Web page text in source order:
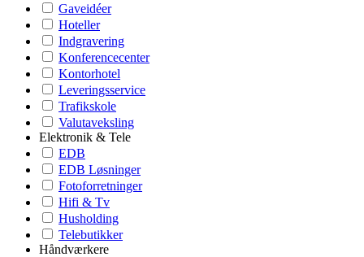
Gaveidéer
Hoteller
Indgravering
Konferencecenter
Kontorhotel
Leveringsservice
Trafikskole
Valutaveksling
Elektronik & Tele
EDB
EDB Løsninger
Fotoforretninger
Hifi & Tv
Husholding
Telebutikker
Håndværkere